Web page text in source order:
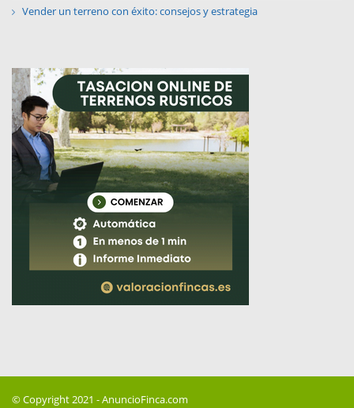
Vender un terreno con éxito: consejos y estrategia
© Copyright 2021 -AnuncioFinca.com